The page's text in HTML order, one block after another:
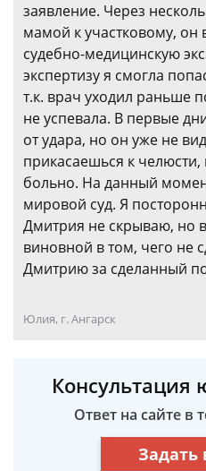
заявление. Через
мамой к участковому, он
судебно-медицинскую
экспертизу я смогла
т.к. врач уходил раньше
не успевала. В первые
от удара, но он уже не
прикасаешься к челюсти,
больно. На данный
мировой суд. Я
Дмитрия не скрываю, но в
виновной в том, чего не
Дмитрию за сделанный
Юлия, г. Ангарск
Консультация
Ответ на сайте в
Задать